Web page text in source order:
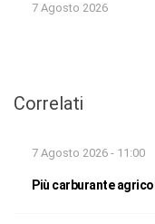
7 Agosto 2026
Correlati
7 Agosto 2026 - 11:00
Più carburante